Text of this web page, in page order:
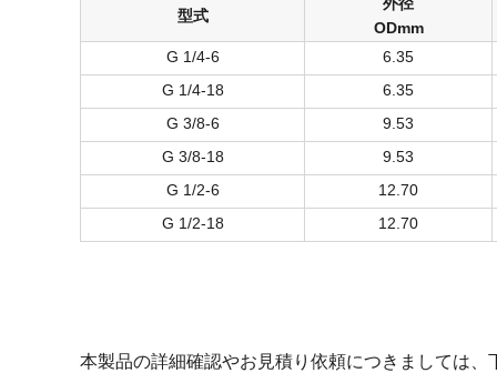
型式
外径
ODmm
G 1/4-6
6.35
G 1/4-18
6.35
G 3/8-6
9.53
G 3/8-18
9.53
G 1/2-6
12.70
G 1/2-18
12.70
本製品の詳細確認やお見積り依頼につきましては